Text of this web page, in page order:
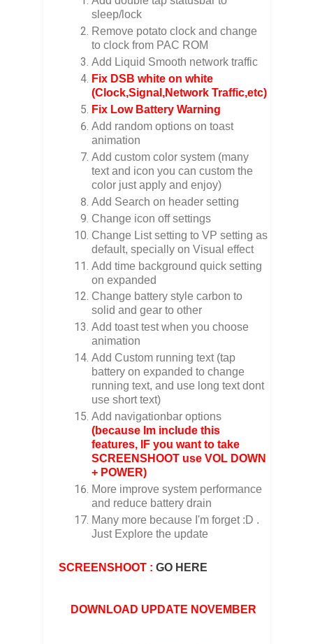
sleep/lock
Remove potato clock and change
to clock from PAC ROM
Add Liquid Smooth network traffic
Fix DSB white on white
(Clock,Signal,Network Traffic,etc)
Fix Low Battery Warning
Add random options on toast
animation
Add custom color system (many
text and icon you can custom the
color just apply and enjoy)
Add Search on header setting
Change icon off settings
Change List setting to VP setting as
default, specially on Visual effect
Add time background quick setting
on expanded
Change battery style carbon to
solid and gear to other
Add toast test when you choose
animation
Add Custom running text (tap
battery on expanded to change
running text, and use long text dont
use short text)
Add navigationbar options
(because Im include this
features, IF you want to take
SCREENSHOOT use VOL DOWN
+ POWER)
More improve system performance
and reduce battery drain
Many more because I'm forget :D .
Just Explore the update
SCREENSHOOT : GO HERE
DOWNLOAD UPDATE NOVEMBER